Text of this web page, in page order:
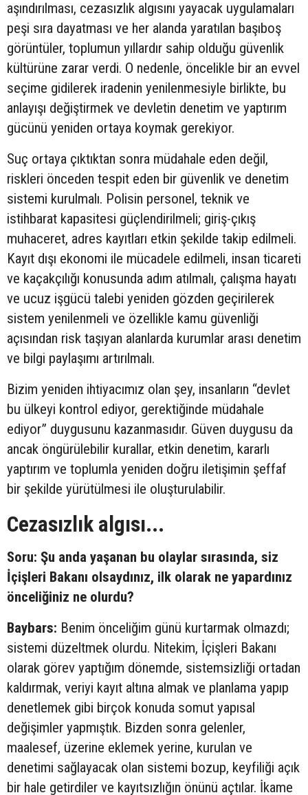
aşındırılması, cezasızlık algısını yayacak uygulamaları
peşi sıra dayatması ve her alanda yaratılan başıboş
görüntüler, toplumun yıllardır sahip olduğu güvenlik
kültürüne zarar verdi. O nedenle, öncelikle bir an evvel
seçime gidilerek iradenin yenilenmesiyle birlikte, bu
anlayışı değiştirmek ve devletin denetim ve yaptırım
gücünü yeniden ortaya koymak gerekiyor.
Suç ortaya çıktıktan sonra müdahale eden değil,
riskleri önceden tespit eden bir güvenlik ve denetim
sistemi kurulmalı. Polisin personel, teknik ve
istihbarat kapasitesi güçlendirilmeli; giriş-çıkış
muhaceret, adres kayıtları etkin şekilde takip edilmeli.
Kayıt dışı ekonomi ile mücadele edilmeli, insan ticareti
ve kaçakçılığı konusunda adım atılmalı, çalışma hayatı
ve ucuz işgücü talebi yeniden gözden geçirilerek
sistem yenilenmeli ve özellikle kamu güvenliği
açısından risk taşıyan alanlarda kurumlar arası denetim
ve bilgi paylaşımı artırılmalı.
Bizim yeniden ihtiyacımız olan şey, insanların “devlet
bu ülkeyi kontrol ediyor, gerektiğinde müdahale
ediyor” duygusunu kazanmasıdır. Güven duygusu da
ancak öngürülebilir kurallar, etkin denetim, kararlı
yaptırım ve toplumla yeniden doğru iletişimin şeffaf
bir şekilde yürütülmesi ile oluşturulabilir.
Cezasızlık algısı...
Soru: Şu anda yaşanan bu olaylar sırasında, siz
İçişleri Bakanı olsaydınız, ilk olarak ne yapardınız
önceliğiniz ne olurdu?
Baybars: Benim önceliğim günü kurtarmak olmazdı;
sistemi düzeltmek olurdu. Nitekim, İçişleri Bakanı
olarak görev yaptığım dönemde, sistemsizliği ortadan
kaldırmak, veriyi kayıt altına almak ve planlama yapıp
denetlemek gibi birçok konuda somut yapısal
değişimler yapmıştık. Bizden sonra gelenler,
maalesef, üzerine eklemek yerine, kurulan ve
denetimi sağlayacak olan sistemi bozup, keyfiliği açık
bir hale getirdiler ve kayıtsızlığın önünü açtılar. İkame